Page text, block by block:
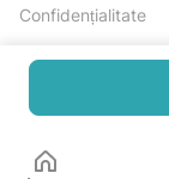
Confidențialitate